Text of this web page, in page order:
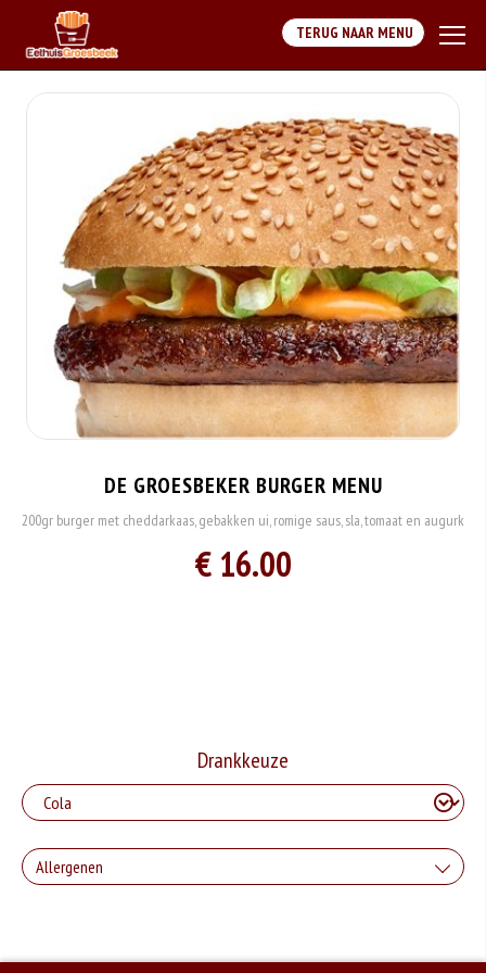
TERUG NAAR MENU
DE GROESBEKER BURGER MENU
200gr burger met cheddarkaas, gebakken ui, romige saus, sla, tomaat en augurk
€ 16.00
Drankkeuze
Allergenen